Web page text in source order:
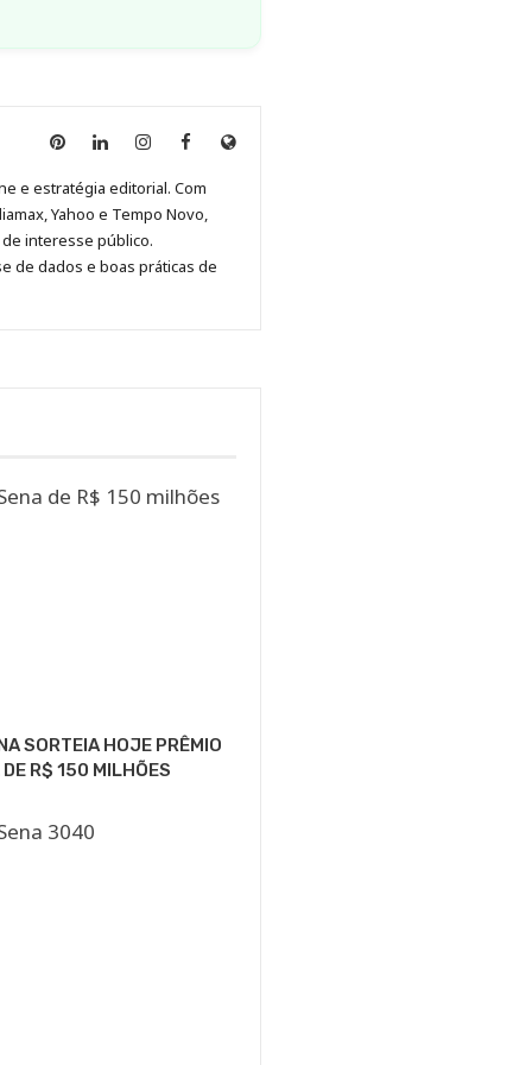
Anny
no
Pinterest
Anny
no
LinkedIn
Anny
no
Instagram
Anny
no
Facebook
Site
e estratégia editorial. Com
Yahoo e Tempo Novo,
interesse público.
de dados e boas práticas de
SORTEIA HOJE PRÊMIO
R$ 150 MILHÕES